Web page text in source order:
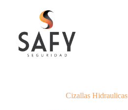
Cizallas Hidraulicas